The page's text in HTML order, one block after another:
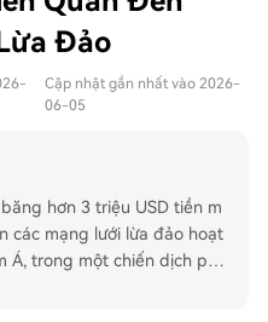
Đảo
Cập nhật gần nhất vào 2026-
06-05
hơn 3 triệu USD tiền m
các mạng lưới lừa đảo hoạt
Á, trong một chiến dịch phố